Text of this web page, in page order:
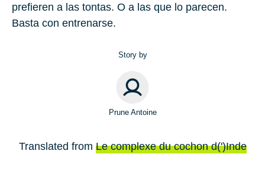
prefieren a las tontas. O a las que lo parecen.
Basta con entrenarse.
Story by
Prune Antoine
Translated from Le complexe du cochon d(')Inde